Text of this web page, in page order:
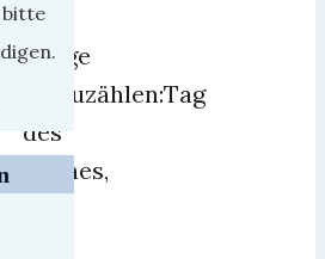
mal
einige
aufzuzählen:Tag
des
Buches,
bitte